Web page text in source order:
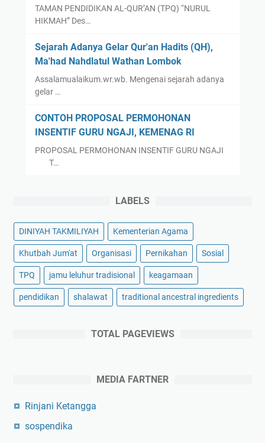
TAMAN PENDIDIKAN AL-QUR’AN (TPQ) “NURUL
HIKMAH” Des…
Sejarah Adanya Gelar Qur'an Hadits (QH),
Ma'had Nahdlatul Wathan Lombok
Assalamualaikum.wr.wb. Mengenai sejarah adanya
gelar …
CONTOH PROPOSAL PERMOHONAN
INSENTIF GURU NGAJI, KEMENAG RI
PROPOSAL PERMOHONAN INSENTIF GURU NGAJI
T…
LABELS
DINIYAH TAKMILIYAH Kementerian Agama
Khutbah Jum'at Organisasi Pernikahan Sosial
TPQ jamu leluhur tradisional keagamaan
pendidikan shalawat traditional ancestral ingredients
TOTAL PAGEVIEWS
MEDIA FARTNER
Rinjani Ketangga
sospendika